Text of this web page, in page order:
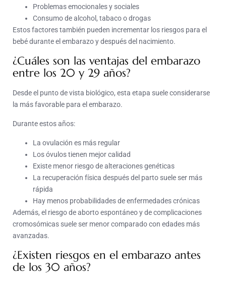
Problemas emocionales y sociales
Consumo de alcohol, tabaco o drogas
Estos factores también pueden incrementar los riesgos para el
bebé durante el embarazo y después del nacimiento.
¿Cuáles son las ventajas del embarazo
entre los 20 y 29 años?
Desde el punto de vista biológico, esta etapa suele considerarse
la más favorable para el embarazo.
Durante estos años:
La ovulación es más regular
Los óvulos tienen mejor calidad
Existe menor riesgo de alteraciones genéticas
La recuperación física después del parto suele ser más
rápida
Hay menos probabilidades de enfermedades crónicas
Además, el riesgo de aborto espontáneo y de complicaciones
cromosómicas suele ser menor comparado con edades más
avanzadas.
¿Existen riesgos en el embarazo antes
de los 30 años?